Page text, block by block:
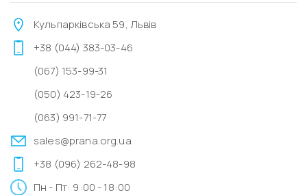
Кульпарківська 59, Львів
+38 (044) 383-03-46
(067) 153-99-31
(050) 423-19-26
(063) 991-71-77
sales@prana.org.ua
+38 (096) 262-48-98
Пн - Пт: 9:00 - 18:00